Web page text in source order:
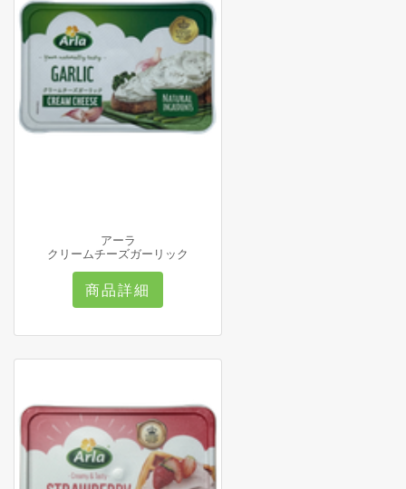
アーラ
クリームチーズガーリック
商品詳細